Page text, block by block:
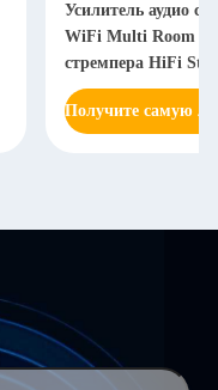
Усилитель аудио
WiFi Multi Room
стремпера HiFi
Усилитель
Получите самую